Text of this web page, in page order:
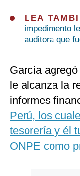
LEA
impedimento
auditora que
García
le alcanza la
informes
Perú, los
tesorería y él
ONPE como